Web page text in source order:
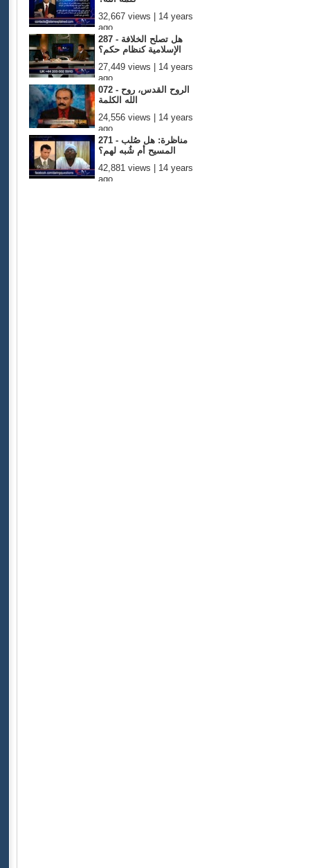
32,667 views | 14 years
ago
287 - هل تصلح الخلافة
الإسلامية كنظام حكم؟
27,449 views | 14 years
ago
072 - الروح القدس، روح
الله الكلمة
24,556 views | 14 years
ago
271 - مناظرة: هل صُلب
المسيح أم شُبه لهم؟
42,881 views | 14 years
ago